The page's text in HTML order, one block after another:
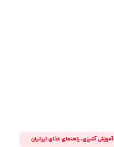
آموزش آشپزی،راهنمای غذای ایرانیان